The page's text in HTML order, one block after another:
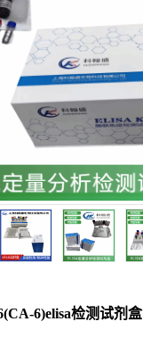
6)elisa检测试剂盒